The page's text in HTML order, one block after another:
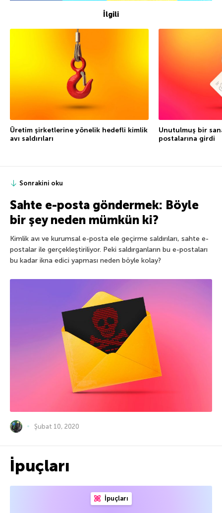
İlgili
Üretim şirketlerine yönelik hedefli kimlik
avı saldırıları
Unutulmuş bir
postalarına girdi
Sonrakini oku
Sahte e-posta göndermek: Böyle
bir şey neden mümkün ki?
Kimlik avı ve kurumsal e-posta ele geçirme saldırıları, sahte e-
postalar ile gerçekleştiriliyor. Peki saldırganların bu e-postaları
bu kadar ikna edici yapması neden böyle kolay?
Şubat 10, 2020
İpuçları
İpuçları